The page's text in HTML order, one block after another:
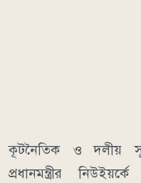
কূটনৈতিক ও দলীয়
প্রধানমন্ত্রীর